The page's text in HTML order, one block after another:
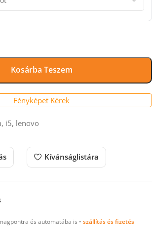
Kosárba Teszem
Fényképet Kérek
i5, lenovo
Kívánságlistára
és automatába is • szállítás és fizetés